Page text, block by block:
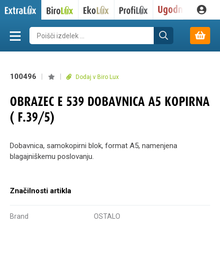
100496 Dodaj v Biro Lux
OBRAZEC E 539 DOBAVNICA A5 KOPIRNA
( F.39/5)
Dobavnica, samokopirni blok, format A5, namenjena
blagajniškemu poslovanju.
Značilnosti artikla
Brand OSTALO